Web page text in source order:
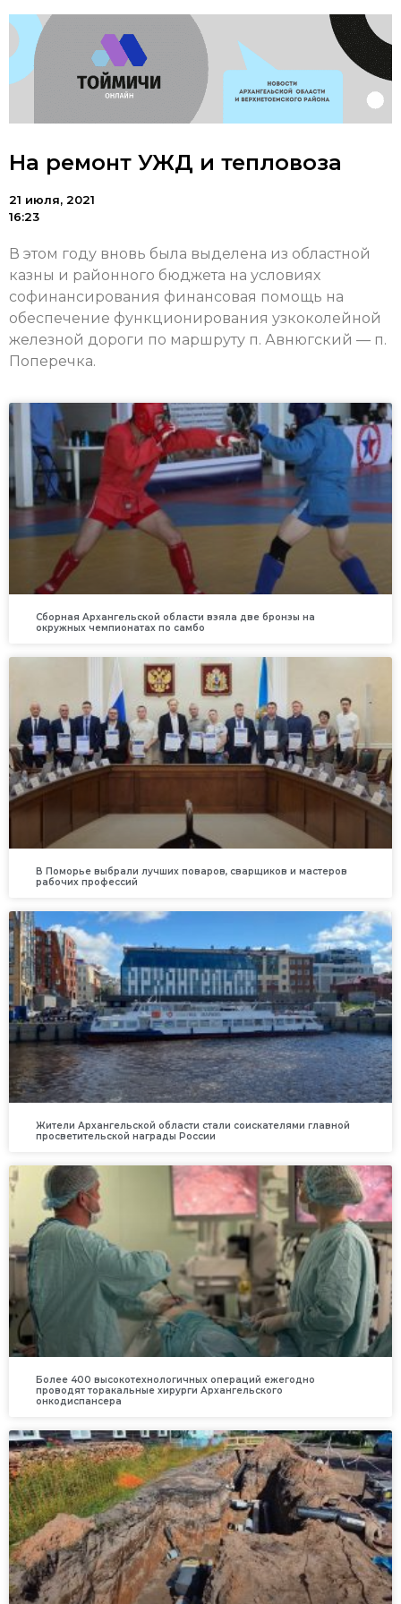
На ремонт УЖД и тепловоза
21 июля, 2021
16:23
В этом году вновь была выделена из областной
казны и районного бюджета на условиях
софинансирования финансовая помощь на
обеспечение функционирования узкоколейной
железной дороги по маршруту п. Авнюгский — п.
Поперечка.
Сборная Архангельской области взяла две бронзы на
окружных чемпионатах по самбо
В Поморье выбрали лучших поваров, сварщиков и мастеров
рабочих профессий
Жители Архангельской области стали соискателями главной
просветительской награды России
Более 400 высокотехнологичных операций ежегодно
проводят торакальные хирурги Архангельского
онкодиспансера